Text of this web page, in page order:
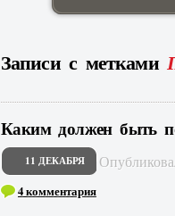
Записи с метками
Каким должен быть
11 ДЕКАБРЯ
4 комментария